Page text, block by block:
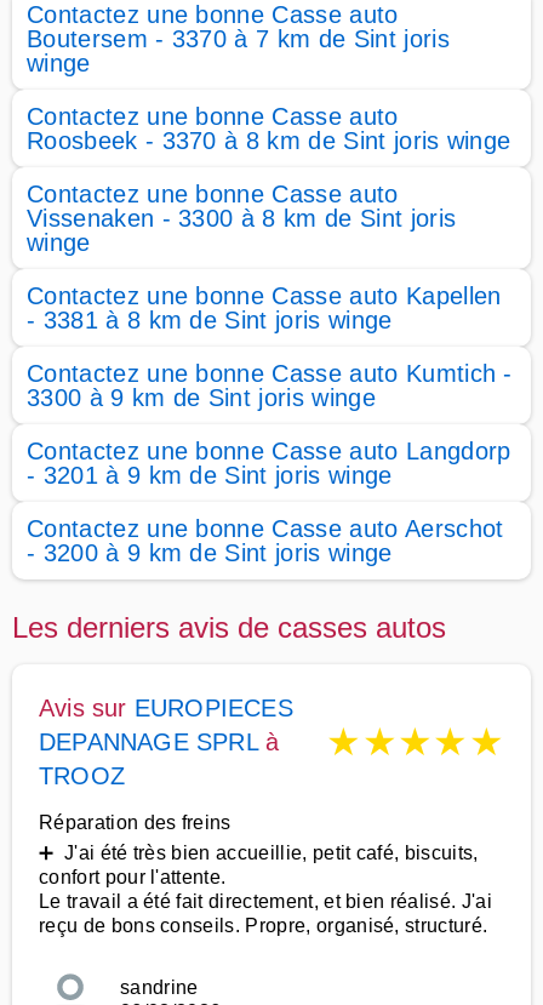
Contactez une bonne Casse auto
Boutersem - 3370 à 7 km de Sint joris
winge
Contactez une bonne Casse auto
Roosbeek - 3370 à 8 km de Sint joris winge
Contactez une bonne Casse auto
Vissenaken - 3300 à 8 km de Sint joris
winge
Contactez une bonne Casse auto Kapellen
- 3381 à 8 km de Sint joris winge
Contactez une bonne Casse auto Kumtich -
3300 à 9 km de Sint joris winge
Contactez une bonne Casse auto Langdorp
- 3201 à 9 km de Sint joris winge
Contactez une bonne Casse auto Aerschot
- 3200 à 9 km de Sint joris winge
Les derniers avis de casses autos
Avis sur EUROPIECES
DEPANNAGE SPRLà
TROOZ
★★★★★
Réparation des freins
➕ J'ai été très bien accueillie, petit café, biscuits,
confort pour l'attente.
Le travail a été fait directement, et bien réalisé. J'ai
reçu de bons conseils. Propre, organisé, structuré.
sandrine